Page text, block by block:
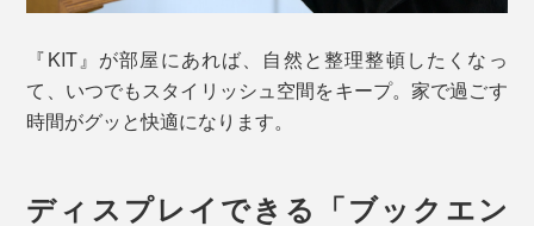
『KIT』が部屋にあれば、自然と整理整頓したくなっ
て、いつでもスタイリッシュ空間をキープ。家で過ごす
時間がグッと快適になります。
ディスプレイできる「ブックエン